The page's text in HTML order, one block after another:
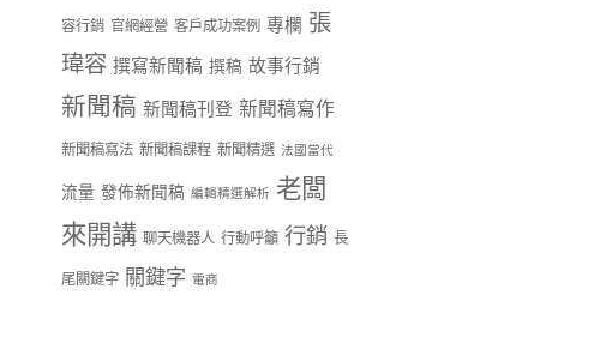
容行銷 官網經營 客戶成功案例 專欄 張
瑋容 撰寫新聞稿 撰稿 故事行銷
新聞稿 新聞稿刊登 新聞稿寫作
新聞稿寫法 新聞稿課程 新聞精選 法國當代
流量 發佈新聞稿 編輯精選解析 老闆
來開講 聊天機器人 行動呼籲 行銷 長
尾關鍵字 關鍵字 電商